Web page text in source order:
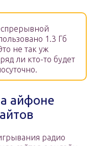
1.3 Гб
не так уж
ли кто-то будет
айфоне
радио